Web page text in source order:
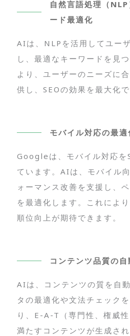
自然言語処理（
ード最適化
AIは、NLPを活用してユー
し、最適なキーワードを見
より、ユーザーのニーズに
供し、SEOの効果を最大化で
モバイル対応の最適
Googleは、モバイル対応を
ています。AIは、モバイル
ォーマンス改善を支援し、
を最適化します。これによ
順位向上が期待できます。
コンテンツ品質の自
AIは、コンテンツの質を自
タの最適化や文法チェック
り、E-A-T（専門性、権威
満たすコンテンツが生成さ